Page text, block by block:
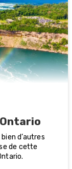
d’autres
de cette